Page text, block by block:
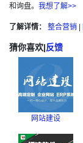
和询盘。 我想了解>>
了解详情： 整合营销
猜你喜欢|反馈
网站建设